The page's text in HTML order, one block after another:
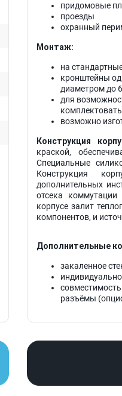
придомовые
проезды
охранный
Монтаж:
на
кронштейны
диаметром до
для
возможно
Конструкция
краской,
Специальные
Конструкция
дополнительных
отсека
корпусе залит
компонентов, и
Дополнительные
закаленное
разъёмы